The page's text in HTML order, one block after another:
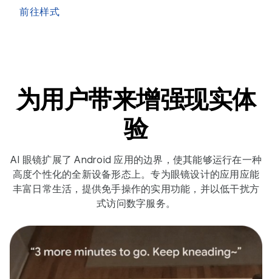
前往样式
为用户带来增强现实体
验
AI 眼镜扩展了 Android 应用的边界，使其能够运行在一种
高度个性化的全新设备形态上。专为眼镜设计的应用应能
丰富日常生活，提供免手操作的实用功能，并以低干扰方
式访问数字服务。